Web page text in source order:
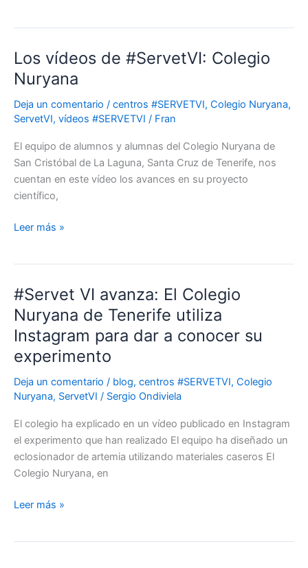
quites
de
Artemia
salina
Los vídeos de #ServetVI: Colegio
Nuryana
Deja un comentario / centros #SERVETVI, Colegio Nuryana,
ServetVI, vídeos #SERVETVI / Fran
El equipo de alumnos y alumnas del Colegio Nuryana de
San Cristóbal de La Laguna, Santa Cruz de Tenerife, nos
cuentan en este vídeo los avances en su proyecto
científico,
Los
vídeos
de
#ServetVI:
Colegio
Leer más »
#Servet VI avanza: El Colegio
Nuryana de Tenerife utiliza
Instagram para dar a conocer su
experimento
Deja un comentario / blog, centros #SERVETVI, Colegio
Nuryana, ServetVI / Sergio Ondiviela
El colegio ha explicado en un vídeo publicado en Instagram
el experimento que han realizado El equipo ha diseñado un
eclosionador de artemia utilizando materiales caseros El
Colegio Nuryana, en
#Servet
VI
avanza:
El
Colegio
de
utiliza
Instagram
para
dar
conocer
experimento
Leer más »